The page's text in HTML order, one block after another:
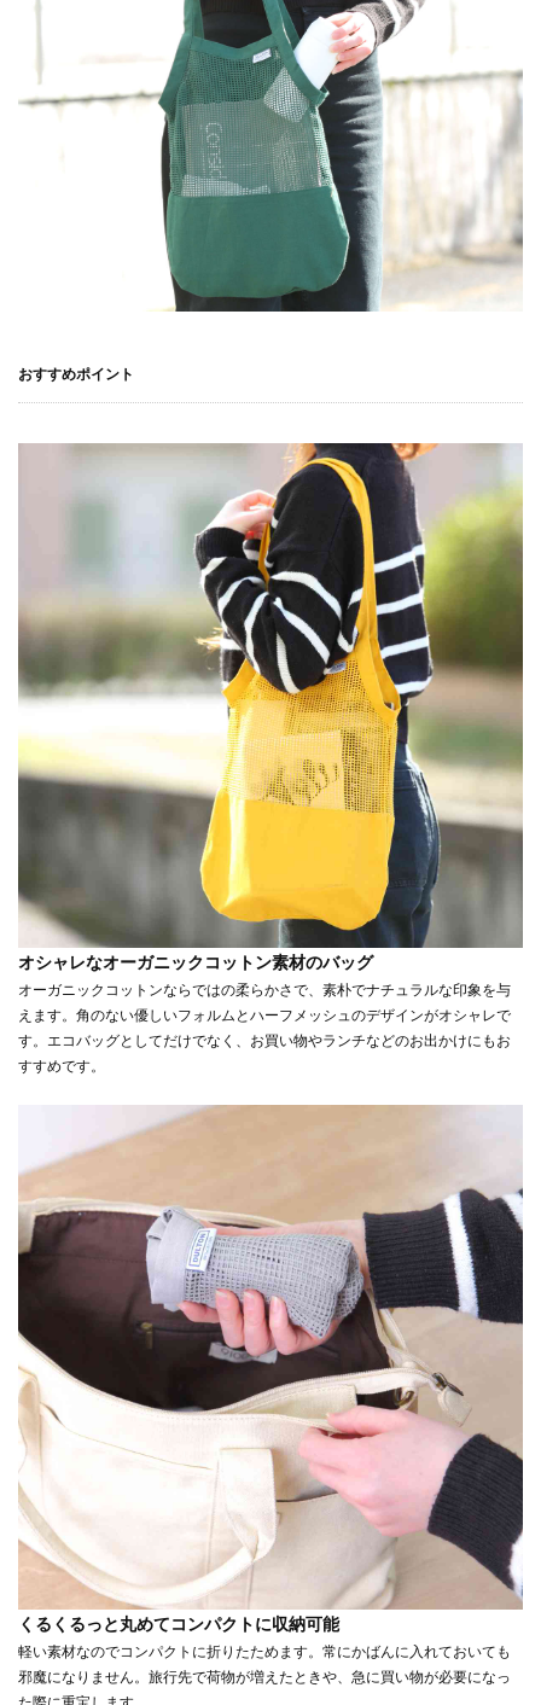
おすすめポイント
オシャレなオーガニックコットン素材のバッグ
オーガニックコットンならではの柔らかさで、素朴でナチュラルな印象を与
えます。角のない優しいフォルムとハーフメッシュのデザインがオシャレで
す。エコバッグとしてだけでなく、お買い物やランチなどのお出かけにもお
すすめです。
くるくるっと丸めてコンパクトに収納可能
軽い素材なのでコンパクトに折りたためます。常にかばんに入れておいても
邪魔になりません。旅行先で荷物が増えたときや、急に買い物が必要になっ